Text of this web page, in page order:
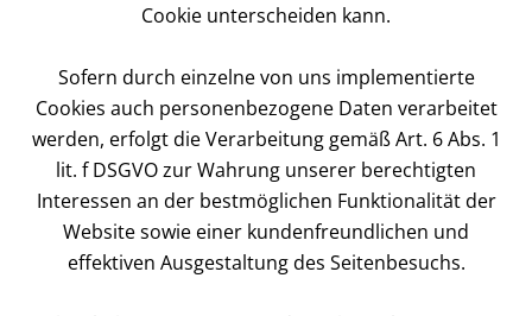
Cookie unterscheiden kann.
Sofern durch einzelne von uns implementierte
Cookies auch personenbezogene Daten verarbeitet
werden, erfolgt die Verarbeitung gemäß Art. 6 Abs. 1
lit. f DSGVO zur Wahrung unserer berechtigten
Interessen an der bestmöglichen Funktionalität der
Website sowie einer kundenfreundlichen und
effektiven Ausgestaltung des Seitenbesuchs.